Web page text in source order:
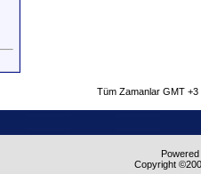
Tüm Zamanlar GMT
Copyright